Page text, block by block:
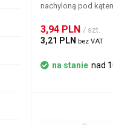
nachyloną pod
miejscach. Kaniula
wykonana ze stali
nylonowej szyjce z
do przykręcenia do
3,94 PLN / szt.
3,21 PLN bez VAT
na stanie nad